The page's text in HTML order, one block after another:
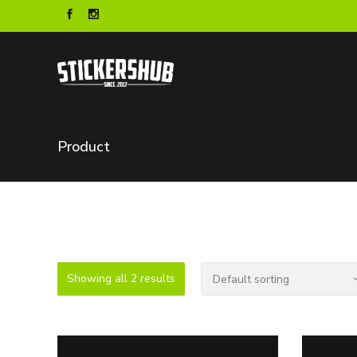
Product
Showing all 2 results